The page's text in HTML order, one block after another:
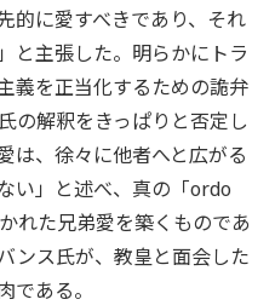
的に愛すべきであり、それ
と主張した。明らかにトラ
義を正当化するための詭弁
の解釈をきっぱりと否定し
は、徐々に他者へと広がる
い」と述べ、真の「ordo
れた兄弟愛を築くものであ
ンス氏が、教皇と面会した
である。